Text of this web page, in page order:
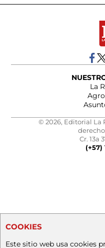
La
© 2026, Editorial La
Cr. 13a
(+57)
COOKIES
Este sitio web usa cookies